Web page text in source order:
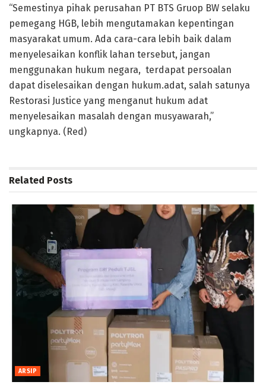
“Semestinya pihak perusahan PT BTS Gruop BW selaku
pemegang HGB, lebih mengutamakan kepentingan
masyarakat umum. Ada cara-cara lebih baik dalam
menyelesaikan konflik lahan tersebut, jangan
menggunakan hukum negara, terdapat persoalan
dapat diselesaikan dengan hukum.adat, salah satunya
Restorasi Justice yang menganut hukum adat
menyelesaikan masalah dengan musyawarah,”
ungkapnya. (Red)
Related Posts
ARSIP